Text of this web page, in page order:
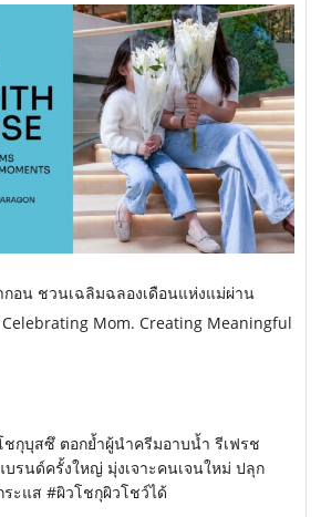
กอน ชวนเฉลิมฉลองเดือนแห่งแม่ผ่าน
Celebrating Mom. Creating Meaningful
ชกุบุสซึ ตอกย้ำผู้นำครีมอาบน้ำ รีเฟรช
บรนด์ครั้งใหญ่ มุ่งเจาะคนเจนใหม่ ปลุก
ระแส #ผิวโชกุผิวโชว์ได้